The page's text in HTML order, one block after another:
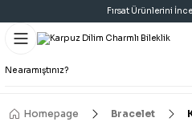
Fırsat Ürünlerini
Homepage Bracelet
Bracelet
All Bracelets
Necklace
All Necklaces
Earring
All Earrings